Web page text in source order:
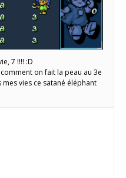
7 !!!! :D
on fait la peau au 3e
vies ce satané éléphant